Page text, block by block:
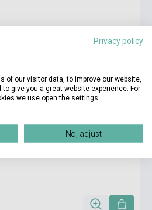
Privacy policy
of our visitor data, to improve our website,
give you a great website experience. For
we use open the settings.
No, adjust